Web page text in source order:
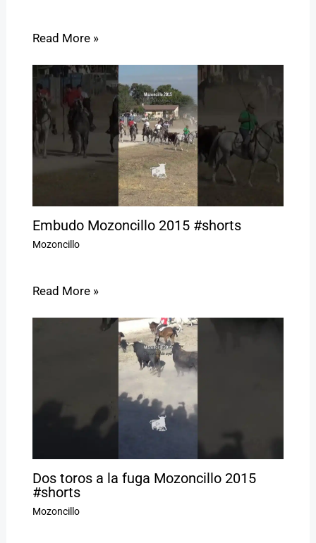
Read More »
Embudo Mozoncillo 2015 #shorts
Mozoncillo
Read More »
Dos toros a la fuga Mozoncillo 2015
#shorts
Mozoncillo